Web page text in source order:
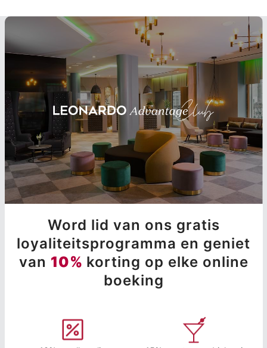
Word lid van ons gratis
loyaliteitsprogramma en geniet
van 10% korting op elke online
boeking